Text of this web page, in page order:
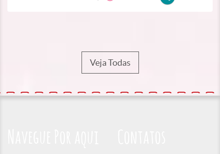
Veja Todas